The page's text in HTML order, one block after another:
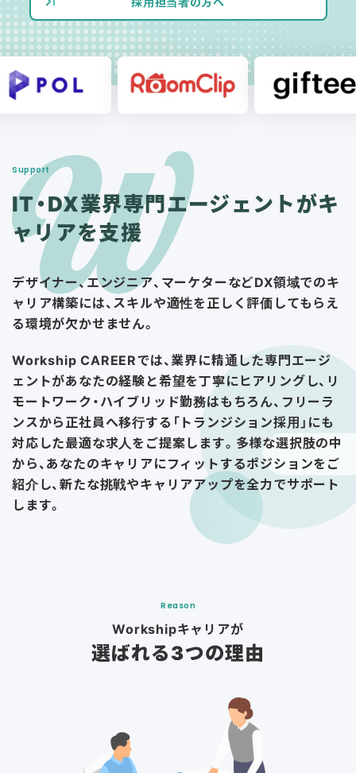
Support
IT・DX業界専門エージェントがキ
ャリアを支援
デザイナー、エンジニア、マーケターなどDX領域でのキ
ャリア構築には、スキルや適性を正しく評価してもらえ
る環境が欠かせません。
Workship CAREERでは、業界に精通した専門エージ
ェントがあなたの経験と希望を丁寧にヒアリングし、リ
モートワーク・ハイブリッド勤務はもちろん、フリーラ
ンスから正社員へ移行する「トランジション採用」にも
対応した最適な求人をご提案します。多様な選択肢の中
から、あなたのキャリアにフィットするポジションをご
紹介し、新たな挑戦やキャリアアップを全力でサポート
します。
Reason
Workshipキャリアが
選ばれる3つの理由